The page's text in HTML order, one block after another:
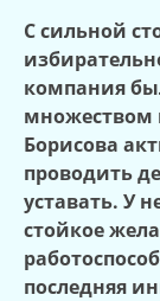
С сильной
компания
множеством
Борисова
проводить
уставать. У
стойкое
последняя